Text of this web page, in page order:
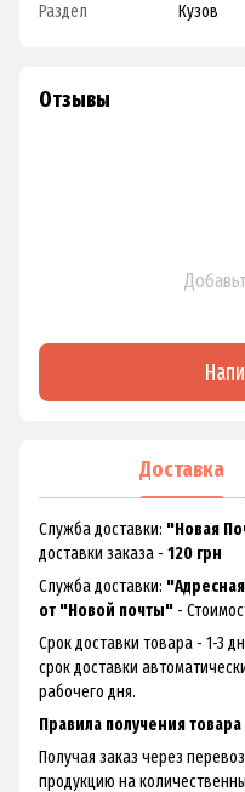
Раздел
Кузов
Отзывы
Доставка
Служба доставки: "Новая
доставки заказа - 120 грн
Служба доставки:
от "Новой почты" -
Срок доставки товара - 1-3
срок доставки
рабочего дня.
Правила получения
Получая заказ через
продукцию на